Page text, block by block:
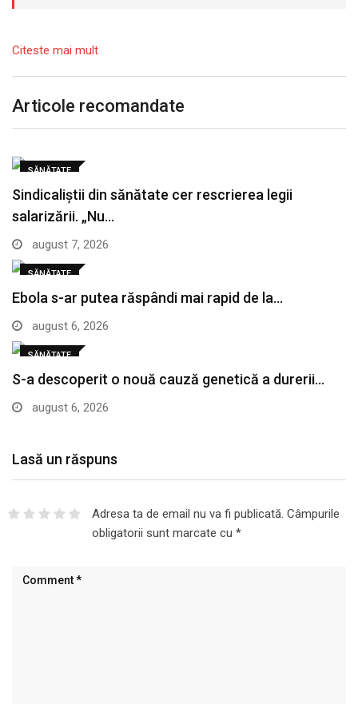
Citeste mai mult
Articole recomandate
SĂNĂTATE
Sindicaliștii din sănătate cer rescrierea legii
salarizării. „Nu…
august 7, 2026
SĂNĂTATE
Ebola s-ar putea răspândi mai rapid de la…
august 6, 2026
SĂNĂTATE
S-a descoperit o nouă cauză genetică a durerii…
august 6, 2026
Lasă un răspuns
Adresa ta de email nu va fi publicată. Câmpurile
obligatorii sunt marcate cu *